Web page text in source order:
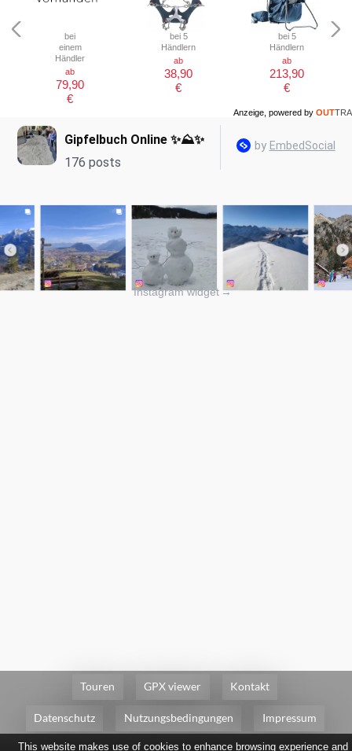
bei
einem
Händler
ab
79,90
€
bei 5
Händlern
ab
38,90
€
bei 5
Händlern
ab
213,90
€
Anzeige, powered by OUTTRA
Instagram widget →
Touren GPX viewer Kontakt
Datenschutz Nutzungsbedingungen Impressum
This website makes use of cookies to enhance browsing experience and